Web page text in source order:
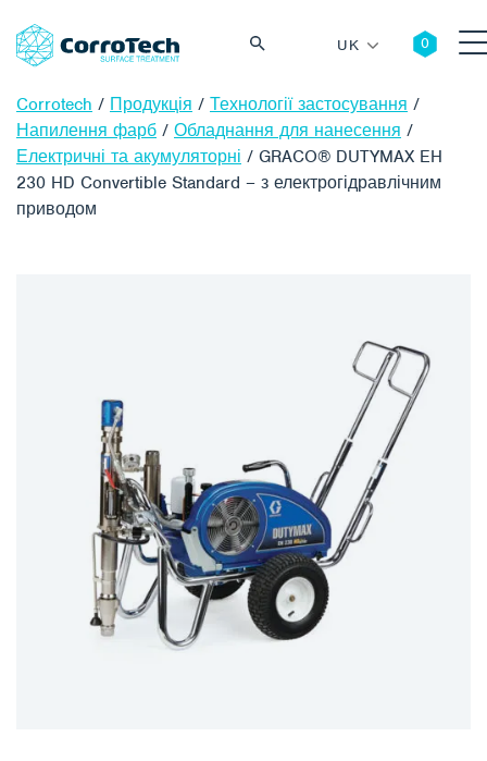
Пошук
UK
Corrotech / Продукція / Технології застосування /
Напилення фарб / Обладнання для нанесення /
Електричні та акумуляторні / GRACO® DUTYMAX EH
230 HD Convertible Standard – з електрогідравлічним
приводом